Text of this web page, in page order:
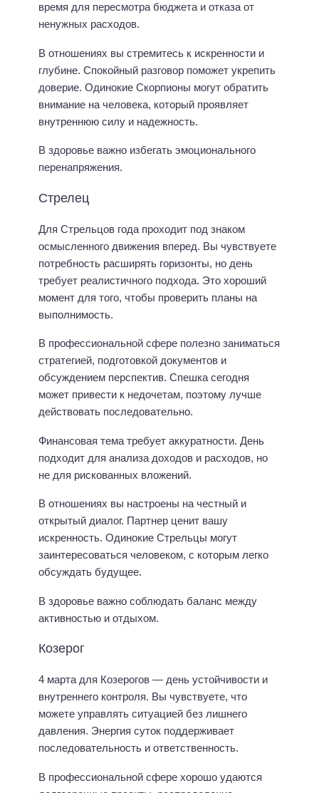
время для пересмотра бюджета и отказа от
ненужных расходов.
В отношениях вы стремитесь к искренности и
глубине. Спокойный разговор поможет укрепить
доверие. Одинокие Скорпионы могут обратить
внимание на человека, который проявляет
внутреннюю силу и надежность.
В здоровье важно избегать эмоционального
перенапряжения.
Стрелец
Для Стрельцов года проходит под знаком
осмысленного движения вперед. Вы чувствуете
потребность расширять горизонты, но день
требует реалистичного подхода. Это хороший
момент для того, чтобы проверить планы на
выполнимость.
В профессиональной сфере полезно заниматься
стратегией, подготовкой документов и
обсуждением перспектив. Спешка сегодня
может привести к недочетам, поэтому лучше
действовать последовательно.
Финансовая тема требует аккуратности. День
подходит для анализа доходов и расходов, но
не для рискованных вложений.
В отношениях вы настроены на честный и
открытый диалог. Партнер ценит вашу
искренность. Одинокие Стрельцы могут
заинтересоваться человеком, с которым легко
обсуждать будущее.
В здоровье важно соблюдать баланс между
активностью и отдыхом.
Козерог
4 марта для Козерогов — день устойчивости и
внутреннего контроля. Вы чувствуете, что
можете управлять ситуацией без лишнего
давления. Энергия суток поддерживает
последовательность и ответственность.
В профессиональной сфере хорошо удаются